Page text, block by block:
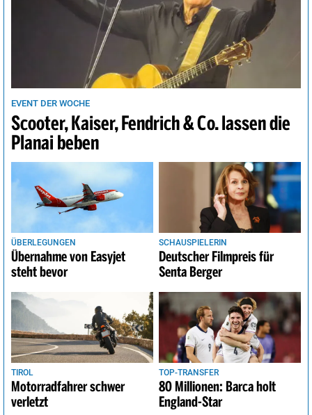
EVENT DER WOCHE
Scooter, Kaiser, Fendrich & Co. lassen die
Planai beben
ÜBERLEGUNGEN
Übernahme von Easyjet
steht bevor
SCHAUSPIELERIN
Deutscher Filmpreis für
Senta Berger
TIROL
Motorradfahrer schwer
verletzt
TOP-TRANSFER
80 Millionen: Barca holt
England-Star